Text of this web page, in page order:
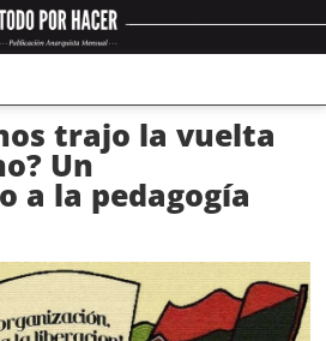
trajo la vuelta
Un
a la pedagogía